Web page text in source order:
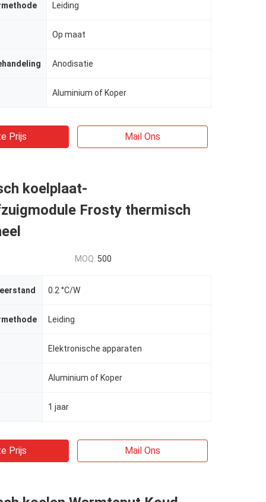
Leiding
Op maat
Anodisatie
Aluminium of Koper
Prijs Mail Ons
koelplaat-
Frosty thermisch
MOQ: 500
0.2 °C/W
Leiding
Elektronische apparaten
Aluminium of Koper
1 jaar
Prijs Mail Ons